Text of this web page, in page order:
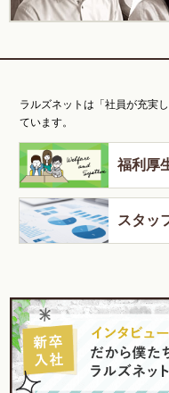
ラルズネットは「社員が充実
ています。
福利厚
スタッ